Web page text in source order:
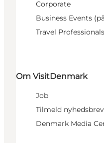
Corporate
Business Events
Travel
Om VisitDenmark
Job
Tilmeld nyhedsbrev
Denmark Media